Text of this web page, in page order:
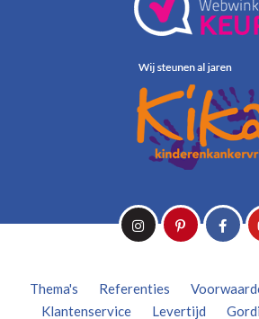
Thema's Referenties
Klantenservice
Levertijd